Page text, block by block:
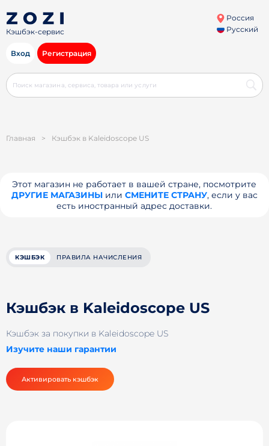
Кэшбэк-сервис
Россия
Русский
Вход Регистрация
Главная > Кэшбэк в Kaleidoscope US
Этот магазин не работает в вашей стране, посмотрите
ДРУГИЕ МАГАЗИНЫили СМЕНИТЕ СТРАНУ, если у вас
есть иностранный адрес доставки.
КЭШБЭК ПРАВИЛА НАЧИСЛЕНИЯ
Кэшбэк в Kaleidoscope US
Кэшбэк за покупки в Kaleidoscope US
Изучите наши гарантии
Активировать кэшбэк